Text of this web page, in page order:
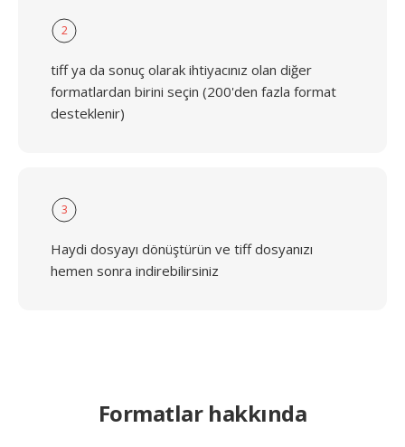
2
tiff ya da sonuç olarak ihtiyacınız olan diğer
formatlardan birini seçin (200'den fazla format
desteklenir)
3
Haydi dosyayı dönüştürün ve tiff dosyanızı
hemen sonra indirebilirsiniz
Formatlar hakkında